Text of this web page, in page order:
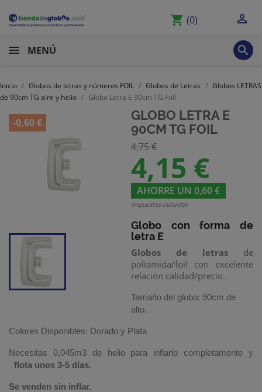
shopping_cart (0) 
MENÚ 
Inicio Globos de letras y números FOIL Globos de Letras
Globos LETRAS
de 90cm TG aire y helio
Globo Letra E 90cm TG Foil
-0,60 €
GLOBO LETRA E
90CM TG FOIL
4,75 €
4,15 €
AHORRE UN 0,60 €
Impuestos incluidos
Globo con forma de
letra E
Globos de letras de
poliamida/foil con excelente
relación calidad/precio.
Tamaño del globo: 90cm de
alto.
Colores Disponibles: Dorado y Plata
Necesitas 0,045m3 de helio para inflarlo completamente y
flota unos 3-5 días.
Se venden sin inflar.